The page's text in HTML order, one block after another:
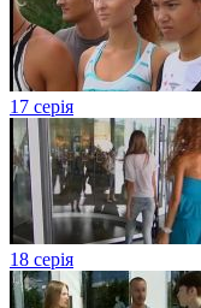
17 серія
18 серія